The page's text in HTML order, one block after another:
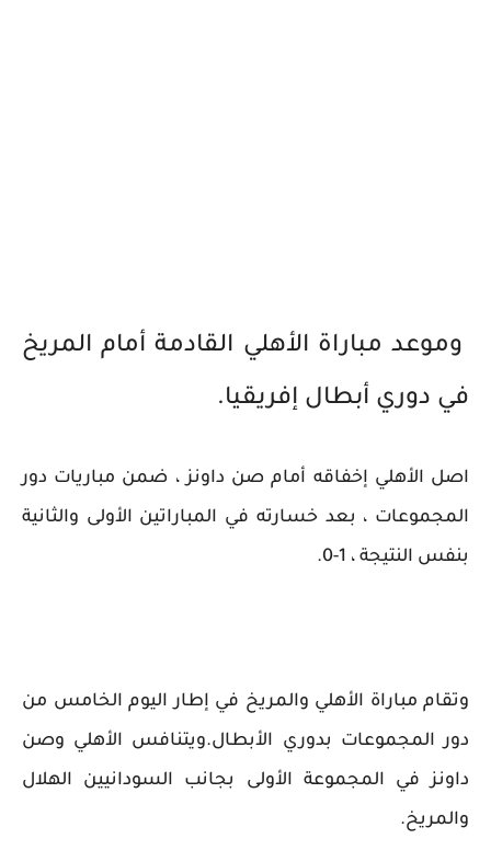
وموعد مباراة الأهلي القادمة أمام المريخ
في دوري أبطال إفريقيا.
اصل الأهلي إخفاقه أمام صن داونز ، ضمن مباريات دور
المجموعات ، بعد خسارته في المباراتين الأولى والثانية
بنفس النتيجة ، 1-0.
وتقام مباراة الأهلي والمريخ في إطار اليوم الخامس من
دور المجموعات بدوري الأبطال.ويتنافس الأهلي وصن
داونز في المجموعة الأولى بجانب السودانيين الهلال
والمريخ.